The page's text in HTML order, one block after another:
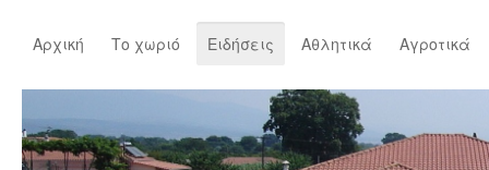
Αρχική Το χωριό Ειδήσεις Αθλητικά Αγροτικά